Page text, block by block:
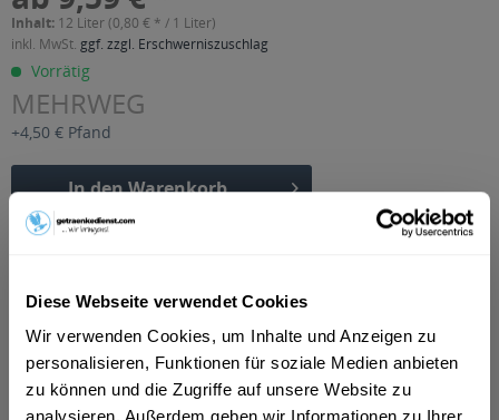
Diese Webseite verwendet Cookies
Wir verwenden Cookies, um Inhalte und Anzeigen zu
personalisieren, Funktionen für soziale Medien anbieten
zu können und die Zugriffe auf unsere Website zu
Inhalt: 12 Liter (0,80 € * / 1 Liter)
inkl. MwSt. ggf. zzgl. Erschwerniszuschlag
Vorrätig
MEHRWEG
+4,50 € Pfand
In denWarenkorb
mehr
"Gänsefurther Schloss Quelle Mineralwasser
mit einem Hauch Birne-Mango 12 x 1l"